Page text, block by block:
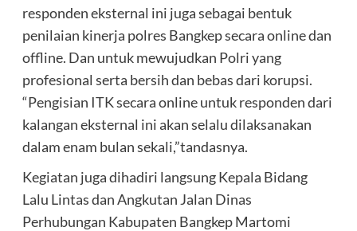
responden eksternal ini juga sebagai bentuk
penilaian kinerja polres Bangkep secara online dan
offline. Dan untuk mewujudkan Polri yang
profesional serta bersih dan bebas dari korupsi.
“Pengisian ITK secara online untuk responden dari
kalangan eksternal ini akan selalu dilaksanakan
dalam enam bulan sekali,”tandasnya.
Kegiatan juga dihadiri langsung Kepala Bidang
Lalu Lintas dan Angkutan Jalan Dinas
Perhubungan Kabupaten Bangkep Martomi